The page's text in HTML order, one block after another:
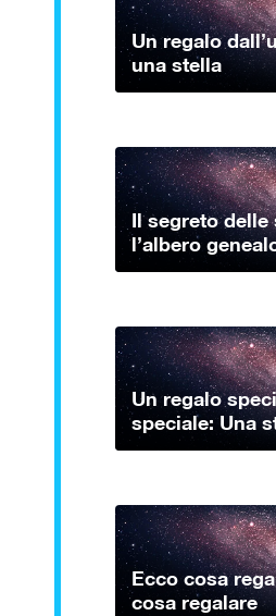
Un regalo
una stella
Il segreto delle
l’albero
Un regalo
speciale: Una
Ecco cosa
cosa regalare